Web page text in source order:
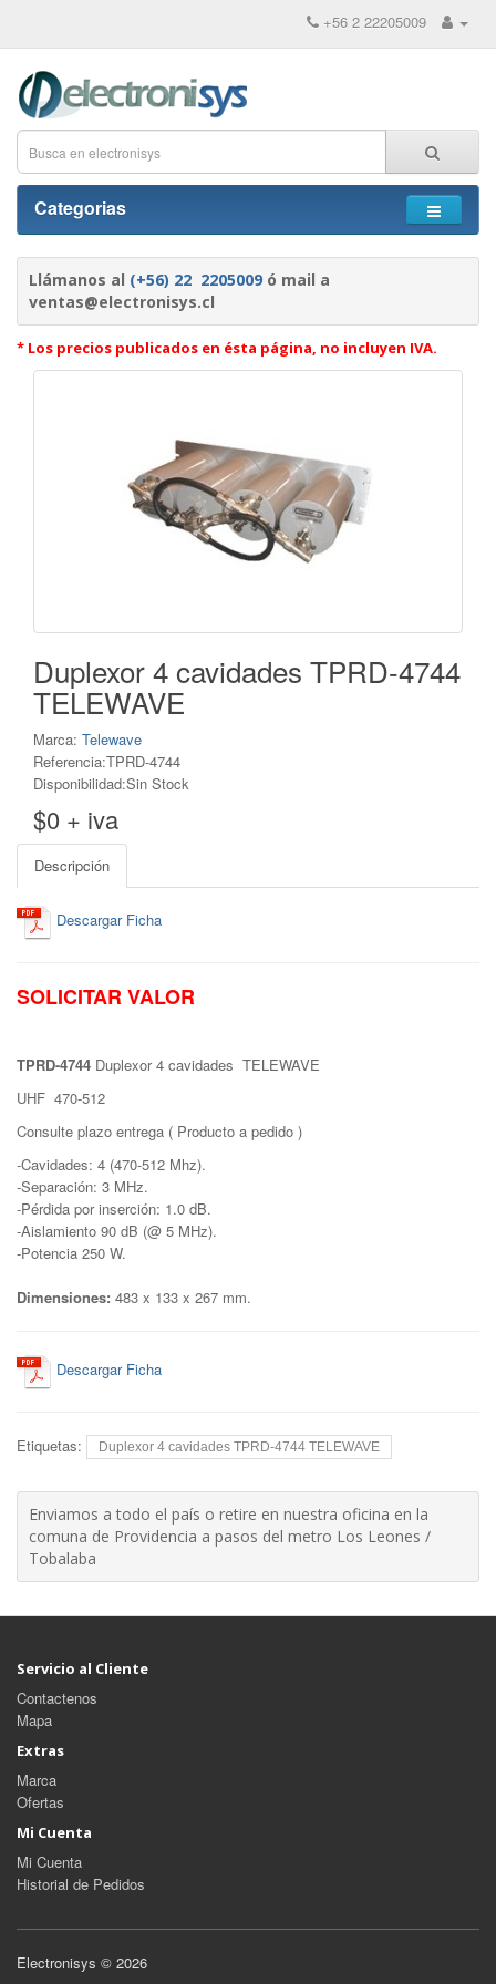
+56 2 22205009
Categorias
Llámanos al (+56) 22 2205009 ó mail a
ventas@electronisys.cl
* Los precios publicados en ésta página, no incluyen IVA.
Duplexor 4 cavidades TPRD-4744
TELEWAVE
Marca: Telewave
Referencia:TPRD-4744
Disponibilidad:Sin Stock
$0 + iva
Descripción
Descargar Ficha
SOLICITAR VALOR
TPRD-4744 Duplexor 4 cavidades TELEWAVE
UHF 470-512
Consulte plazo entrega ( Producto a pedido )
-Cavidades: 4 (470-512 Mhz).
-Separación: 3 MHz.
-Pérdida por inserción: 1.0 dB.
-Aislamiento 90 dB (@ 5 MHz).
-Potencia 250 W.
Dimensiones: 483 x 133 x 267 mm.
Descargar Ficha
Etiquetas: Duplexor 4 cavidades TPRD-4744 TELEWAVE
Enviamos a todo el país o retire en nuestra oficina en la
comuna de Providencia a pasos del metro Los Leones /
Tobalaba
Servicio al Cliente
Contactenos
Mapa
Extras
Marca
Ofertas
Mi Cuenta
Mi Cuenta
Historial de Pedidos
Electronisys © 2026